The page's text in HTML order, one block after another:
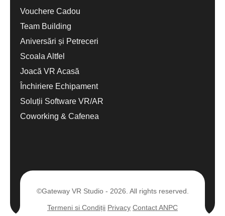
Vouchere Cadou
Team Building
Aniversări și Petreceri
Scoala Altfel
Joacă VR Acasă
Închiriere Echipament
Soluții Software VR/AR
Coworking & Cafenea
©Gateway VR Studio - 2026. All rights reserved.
Termeni si Condiții Privacy Contact ANPC